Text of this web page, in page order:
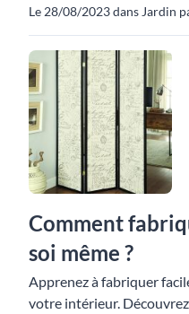
Le 28/08/2023 dans Jardin
Comment
soi même ?
Apprenez à fabriquer
votre intérieur.